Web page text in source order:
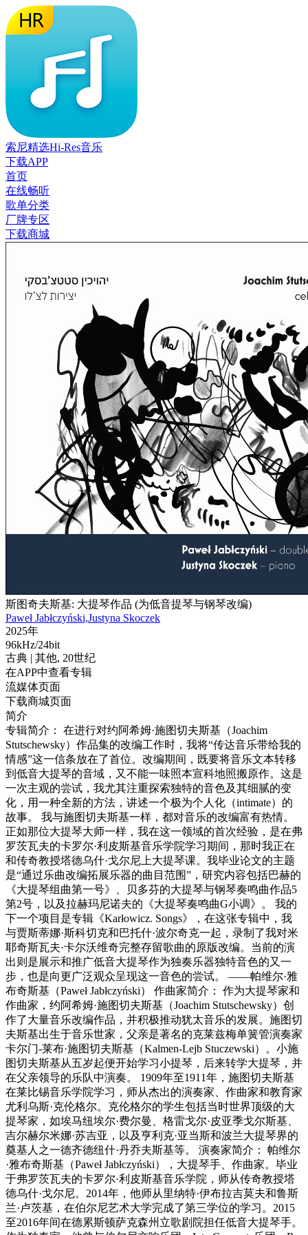
索尼精选Hi-Res音乐
下载APP
首页
在线畅听
歌单分类
厂牌专区
下载商城
斯图奇夫斯基: 大提琴作品 (为低音提琴与钢琴改编)
Paweł Jabłczyński,Justyna Skoczek
2025年
96kHz/24bit
古典 | 其他, 20世纪
在APP中查看专辑
流媒体页面
下载商城页面
简介
专辑简介： 在进行对约阿希姆·施图切夫斯基（Joachim
Stutschewsky）作品集的改编工作时，我将“传达音乐带给我的
情感”这一信条放在了首位。改编期间，既要将音乐文本转移
到低音大提琴的音域，又不能一味照本宣科地照搬原作。这是
一次主观的尝试，我尤其注重探索独特的音色及其细腻的变
化，用一种全新的方法，讲述一个极为个人化（intimate）的
故事。 我与施图切夫斯基一样，都对音乐的改编富有热情。
正如那位大提琴大师一样，我在这一领域的首次经验，是在弗
罗茨瓦夫的卡罗尔·利皮斯基音乐学院学习期间，那时我正在
和传奇教授塔德乌什·戈尔尼上大提琴课。我毕业论文的主题
是“通过乐曲改编拓展乐器的曲目范围”，研究内容包括巴赫的
《大提琴组曲第一号》、贝多芬的大提琴与钢琴奏鸣曲作品5
第2号，以及拉赫玛尼诺夫的《大提琴奏鸣曲G小调》。 我的
下一个项目是专辑《Karłowicz. Songs》，在这张专辑中，我
与贾斯蒂娜·斯科切克和巴托什·波尔奇克一起，录制了我对米
耶奇斯瓦夫·卡尔沃维奇完整存留歌曲的原版改编。当前的演
出则是展示和推广低音大提琴作为独奏乐器独特音色的又一
步，也是向更广泛观众呈现这一音色的尝试。 ——帕维尔·雅
布奇斯基（Paweł Jabłczyński） 作曲家简介： 作为大提琴家和
作曲家，约阿希姆·施图切夫斯基（Joachim Stutschewsky）创
作了大量音乐改编作品，并积极推动犹太音乐的发展。施图切
夫斯基出生于音乐世家，父亲是著名的克莱兹梅单簧管演奏家
卡尔门-莱布·施图切夫斯基（Kalmen-Lejb Stuczewski）。小施
图切夫斯基从五岁起便开始学习小提琴，后来转学大提琴，并
在父亲领导的乐队中演奏。 1909年至1911年，施图切夫斯基
在莱比锡音乐学院学习，师从杰出的演奏家、作曲家和教育家
尤利乌斯·克伦格尔。克伦格尔的学生包括当时世界顶级的大
提琴家，如埃马纽埃尔·费尔曼、格雷戈尔·皮亚季戈尔斯基、
吉尔赫尔米娜·苏吉亚，以及亨利克·亚当斯和波兰大提琴界的
奠基人之一德齐德纽什·丹乔夫斯基等。 演奏家简介： 帕维尔
·雅布奇斯基（Paweł Jabłczyński），大提琴手、作曲家。毕业
于弗罗茨瓦夫的卡罗尔·利皮斯基音乐学院，师从传奇教授塔
德乌什·戈尔尼。2014年，他师从里纳特·伊布拉吉莫夫和鲁斯
兰·卢茨基，在伯尔尼艺术大学完成了第三学位的学习。2015
至2016年间在德累斯顿萨克森州立歌剧院担任低音大提琴手。